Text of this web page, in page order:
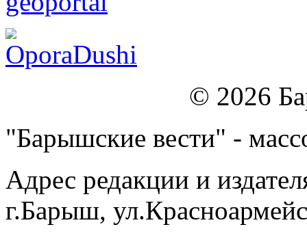
© 2026
"Барышские вести" -
Адрес редакции и
г.Барыш,